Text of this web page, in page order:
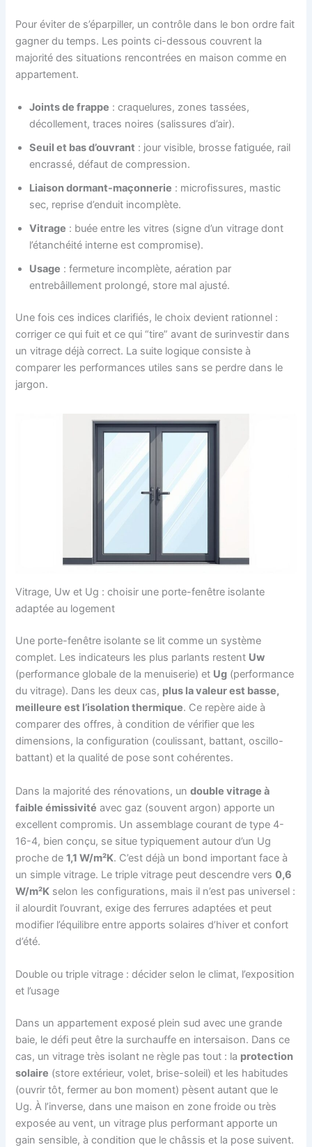
Pour éviter de s’éparpiller, un contrôle dans le bon ordre fait
gagner du temps. Les points ci-dessous couvrent la
majorité des situations rencontrées en maison comme en
appartement.
Joints de frappe : craquelures, zones tassées,
décollement, traces noires (salissures d’air).
Seuil et bas d’ouvrant : jour visible, brosse fatiguée, rail
encrassé, défaut de compression.
Liaison dormant-maçonnerie : microfissures, mastic
sec, reprise d’enduit incomplète.
Vitrage : buée entre les vitres (signe d’un vitrage dont
l’étanchéité interne est compromise).
Usage : fermeture incomplète, aération par
entrebâillement prolongé, store mal ajusté.
Une fois ces indices clarifiés, le choix devient rationnel :
corriger ce qui fuit et ce qui “tire” avant de surinvestir dans
un vitrage déjà correct. La suite logique consiste à
comparer les performances utiles sans se perdre dans le
jargon.
Vitrage, Uw et Ug : choisir une porte-fenêtre isolante
adaptée au logement
Une porte-fenêtre isolante se lit comme un système
complet. Les indicateurs les plus parlants restent Uw
(performance globale de la menuiserie) et Ug (performance
du vitrage). Dans les deux cas, plus la valeur est basse,
meilleure est l’isolation thermique. Ce repère aide à
comparer des offres, à condition de vérifier que les
dimensions, la configuration (coulissant, battant, oscillo-
battant) et la qualité de pose sont cohérentes.
Dans la majorité des rénovations, undouble vitrage à
faible émissivité avec gaz (souvent argon) apporte un
excellent compromis. Un assemblage courant de type 4-
16-4, bien conçu, se situe typiquement autour d’un Ug
proche de1,1 W/m²K. C’est déjà un bond important face à
un simple vitrage. Le triple vitrage peut descendre vers0,6
W/m²K selon les configurations, mais il n’est pas universel :
il alourdit l’ouvrant, exige des ferrures adaptées et peut
modifier l’équilibre entre apports solaires d’hiver et confort
d’été.
Double ou triple vitrage : décider selon le climat, l’exposition
et l’usage
Dans un appartement exposé plein sud avec une grande
baie, le défi peut être la surchauffe en intersaison. Dans ce
cas, un vitrage très isolant ne règle pas tout : la protection
solaire (store extérieur, volet, brise-soleil) et les habitudes
(ouvrir tôt, fermer au bon moment) pèsent autant que le
Ug. À l’inverse, dans une maison en zone froide ou très
exposée au vent, un vitrage plus performant apporte un
gain sensible, à condition que le châssis et la pose suivent.